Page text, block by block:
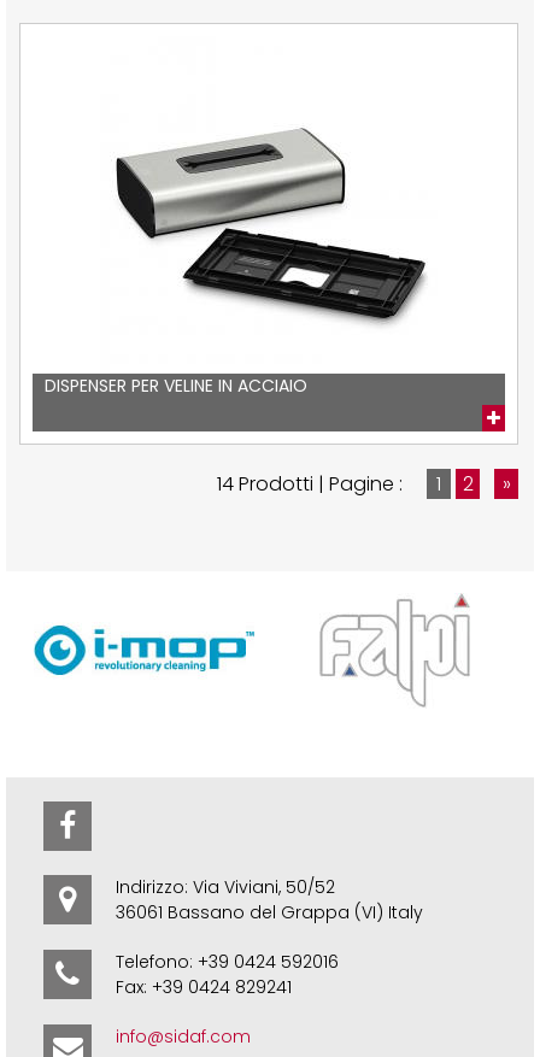
DISPENSER PER VELINE IN ACCIAIO
14 Prodotti | Pagine : 1 2 »
Indirizzo: Via Viviani, 50/52
36061 Bassano del Grappa (VI) Italy
Telefono: +39 0424 592016
Fax: +39 0424 829241
info@sidaf.com